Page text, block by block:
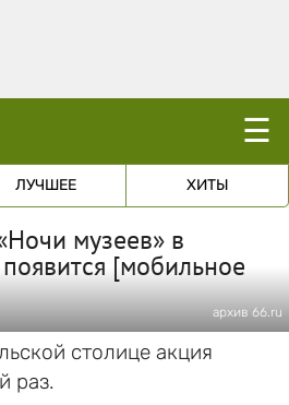
☰
ЛУЧШЕЕ ХИТЫ
музеев» в
[мобильное
архив 66.ru
столице акция
раз.